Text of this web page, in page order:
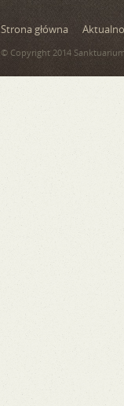
Strona główna
© Copyright 2014